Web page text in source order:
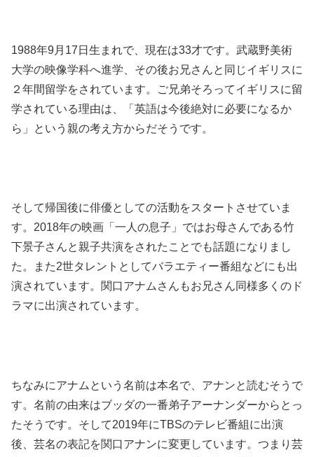
1988年9月17日生まれで、現在は33才です。武蔵野美術
大学の映像学科へ進学、その後お兄さんと同じイギリスに
２年間留学をされています。ご兄弟そろってイギリスに留
学されている理由は、「英語は今後絶対に必要になるか
ら」という親の考え方からだそうです。
そして帰国後に俳優としての活動をスタートさせていま
す。2018年の映画「一人の息子」ではお母さんである竹
下景子さんと親子共演をされたことでも話題になりまし
た。また2世タレントとしてバラエティー番組などにも出
演されています。関口アナムさんもお兄さん同様多くのド
ラマに出演されています。
ちなみにアナムという名前は本名で、アナンと読むそうで
す。名前の由来はブッダの一番弟子アーナンダーからとっ
たそうです。そして2019年にTBSのテレビ番組に出演
後、芸名の表記を関口アナンに変更しています。つまり芸